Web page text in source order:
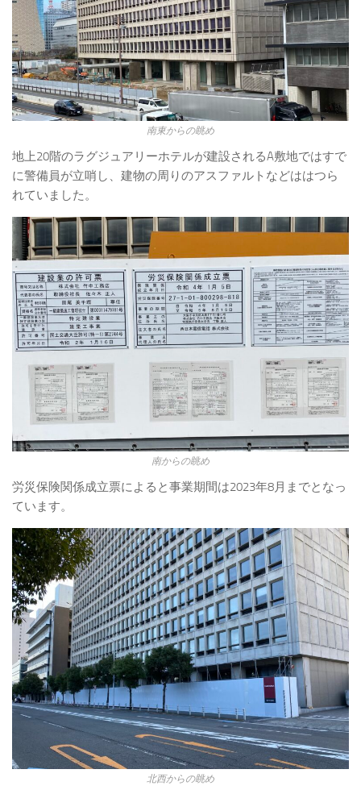
南東からの眺め
地上20階のラグジュアリーホテルが建設されるA敷地ではすで
に警備員が立哨し、建物の周りのアスファルトなどははつら
れていました。
南からの眺め
労災保険関係成立票によると事業期間は2023年8月までとなっ
ています。
北西からの眺め